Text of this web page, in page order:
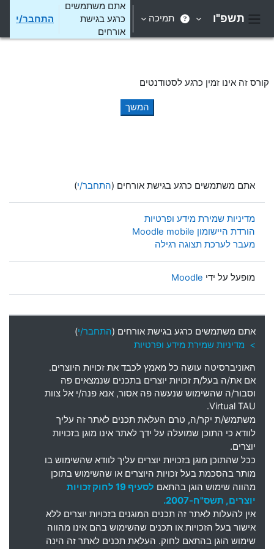
תשפ"ו תמיכה
אתם משתמשים
כרגע בגישת
אורחים
התחבר/י
קורס זה אינו זמין כרגע לסטודנטים
המשך
אתם משתמשים כרגע בגישת אורחים (התחבר/י)
מדיניות שמירת מידע ופרטיות
הורדת היישומון Moodle mobile
מעבר לערכת תצוגה רגילה
מופעל על ידי Moodle
אתם משתמשים כרגע בגישת אורחים (התחבר/י)
> מדיניות שמירת מידע ופרטיות
האוניברסיטה עושה כל מאמץ לכבד את זכויות היוצרים.
אם את/ה בעל/ת זכויות יוצרים בתכנים שנמצאים פה
וסבור/ה שהשימוש שנעשה פה אסור, אנא פנה/י אל צוות
Virtual TAU.
משתמש/ת יקר/ה, טרם העלאת תכנים לאתר זה עליך
לוודא כי התוכן שמועלה על ידך לאתר אינו מוגן בזכויות
יוצרים.
ככל שהתוכן מוגן בזכויות יוצרים עליך לוודא שהשימוש בו
מותר בהסכמת בעל זכויות היוצרים או שהשימוש בתוכן
מהווה שימוש הוגן בהתאם
לסעיף 19 לחוק זכויות
יוצרים, תשס"ח-2007.
אין להעלות לאתר זה תכנים המוגנים בזכויות יוצרים ללא
אישור בעל הזכויות או תכנים שהשימוש בהם אינו מהווה
שימוש הוגן בהתאם לחוק. העלאת תכנים לאתר זה הינה